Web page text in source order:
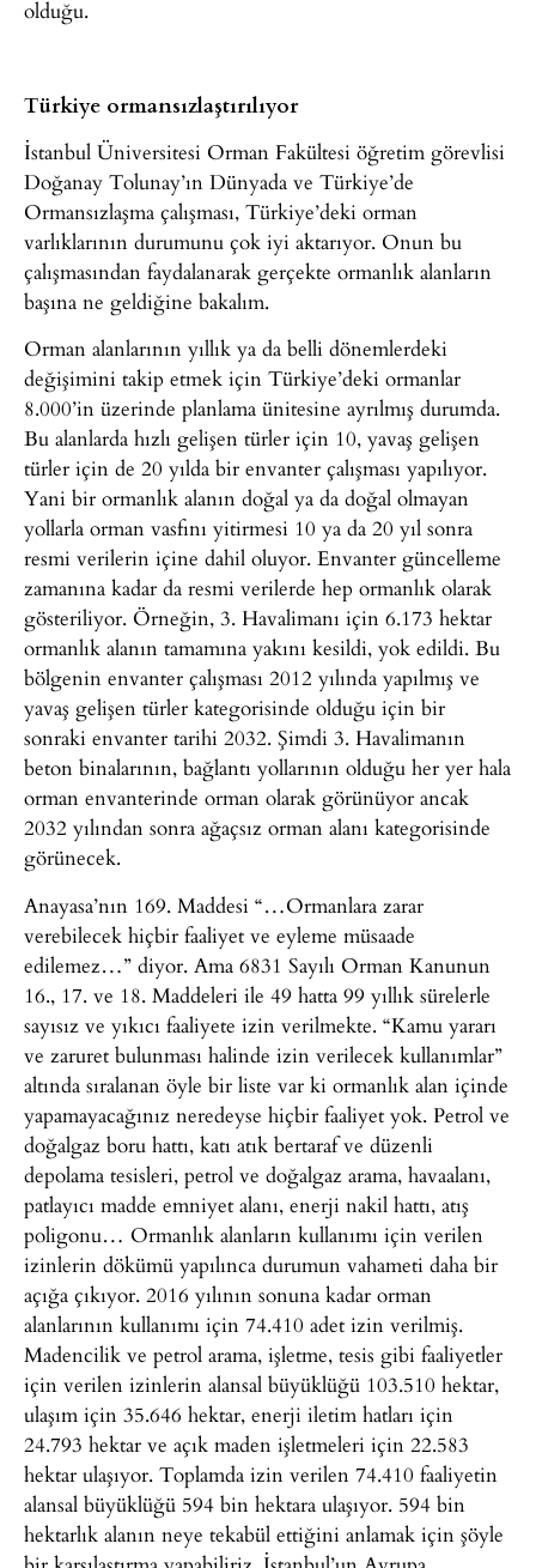
olduğu.
Türkiye ormansızlaştırılıyor
İstanbul Üniversitesi Orman Fakültesi öğretim görevlisi
Doğanay Tolunay’ın Dünyada ve Türkiye’de
Ormansızlaşma çalışması, Türkiye’deki orman
varlıklarının durumunu çok iyi aktarıyor. Onun bu
çalışmasından faydalanarak gerçekte ormanlık alanların
başına ne geldiğine bakalım.
Orman alanlarının yıllık ya da belli dönemlerdeki
değişimini takip etmek için Türkiye’deki ormanlar
8.000’in üzerinde planlama ünitesine ayrılmış durumda.
Bu alanlarda hızlı gelişen türler için 10, yavaş gelişen
türler için de 20 yılda bir envanter çalışması yapılıyor.
Yani bir ormanlık alanın doğal ya da doğal olmayan
yollarla orman vasfını yitirmesi 10 ya da 20 yıl sonra
resmi verilerin içine dahil oluyor. Envanter güncelleme
zamanına kadar da resmi verilerde hep ormanlık olarak
gösteriliyor. Örneğin, 3. Havalimanı için 6.173 hektar
ormanlık alanın tamamına yakını kesildi, yok edildi. Bu
bölgenin envanter çalışması 2012 yılında yapılmış ve
yavaş gelişen türler kategorisinde olduğu için bir
sonraki envanter tarihi 2032. Şimdi 3. Havalimanın
beton binalarının, bağlantı yollarının olduğu her yer hala
orman envanterinde orman olarak görünüyor ancak
2032 yılından sonra ağaçsız orman alanı kategorisinde
görünecek.
Anayasa’nın 169. Maddesi “…Ormanlara zarar
verebilecek hiçbir faaliyet ve eyleme müsaade
edilemez…” diyor. Ama 6831 Sayılı Orman Kanunun
16., 17. ve 18. Maddeleri ile 49 hatta 99 yıllık sürelerle
sayısız ve yıkıcı faaliyete izin verilmekte. “Kamu yararı
ve zaruret bulunması halinde izin verilecek kullanımlar”
altında sıralanan öyle bir liste var ki ormanlık alan içinde
yapamayacağınız neredeyse hiçbir faaliyet yok. Petrol ve
doğalgaz boru hattı, katı atık bertaraf ve düzenli
depolama tesisleri, petrol ve doğalgaz arama, havaalanı,
patlayıcı madde emniyet alanı, enerji nakil hattı, atış
poligonu… Ormanlık alanların kullanımı için verilen
izinlerin dökümü yapılınca durumun vahameti daha bir
açığa çıkıyor. 2016 yılının sonuna kadar orman
alanlarının kullanımı için 74.410 adet izin verilmiş.
Madencilik ve petrol arama, işletme, tesis gibi faaliyetler
için verilen izinlerin alansal büyüklüğü 103.510 hektar,
ulaşım için 35.646 hektar, enerji iletim hatları için
24.793 hektar ve açık maden işletmeleri için 22.583
hektar ulaşıyor. Toplamda izin verilen 74.410 faaliyetin
alansal büyüklüğü 594 bin hektara ulaşıyor. 594 bin
hektarlık alanın neye tekabül ettiğini anlamak için şöyle